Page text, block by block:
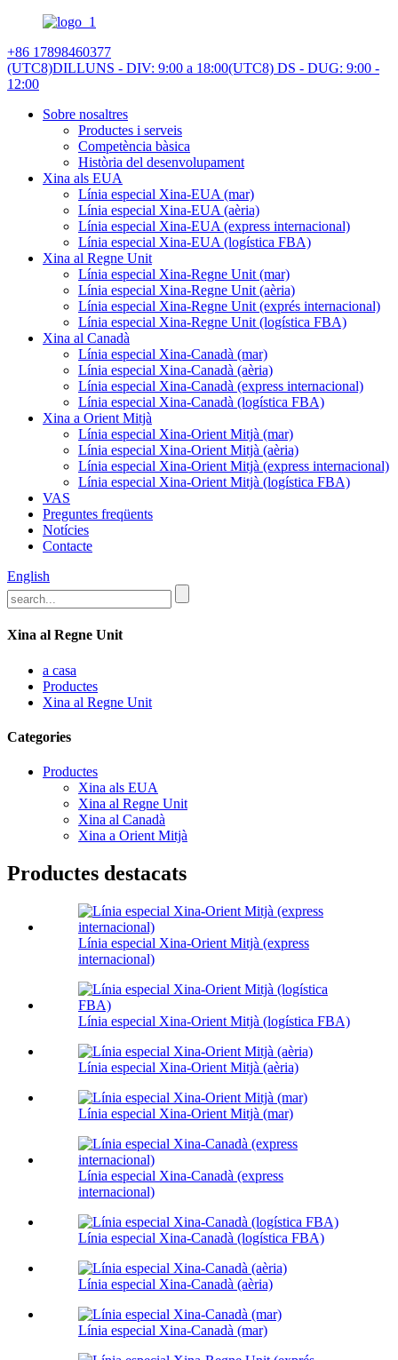
+86 17898460377
(UTC8)DILLUNS - DIV: 9:00 a 18:00(UTC8) DS - DUG: 9:00 -
12:00
Sobre nosaltres
Productes i serveis
Competència bàsica
Història del desenvolupament
Xina als EUA
Línia especial Xina-EUA (mar)
Línia especial Xina-EUA (aèria)
Línia especial Xina-EUA (express internacional)
Línia especial Xina-EUA (logística FBA)
Xina al Regne Unit
Línia especial Xina-Regne Unit (mar)
Línia especial Xina-Regne Unit (aèria)
Línia especial Xina-Regne Unit (exprés internacional)
Línia especial Xina-Regne Unit (logística FBA)
Xina al Canadà
Línia especial Xina-Canadà (mar)
Línia especial Xina-Canadà (aèria)
Línia especial Xina-Canadà (express internacional)
Línia especial Xina-Canadà (logística FBA)
Xina a Orient Mitjà
Línia especial Xina-Orient Mitjà (mar)
Línia especial Xina-Orient Mitjà (aèria)
Línia especial Xina-Orient Mitjà (express internacional)
Línia especial Xina-Orient Mitjà (logística FBA)
VAS
Preguntes freqüents
Notícies
Contacte
English
Xina al Regne Unit
a casa
Productes
Xina al Regne Unit
Categories
Productes
Xina als EUA
Xina al Regne Unit
Xina al Canadà
Xina a Orient Mitjà
Productes destacats
Línia especial Xina-Orient Mitjà (express
internacional)
Línia especial Xina-Orient Mitjà (logística FBA)
Línia especial Xina-Orient Mitjà (aèria)
Línia especial Xina-Orient Mitjà (mar)
Línia especial Xina-Canadà (express
internacional)
Línia especial Xina-Canadà (logística FBA)
Línia especial Xina-Canadà (aèria)
Línia especial Xina-Canadà (mar)